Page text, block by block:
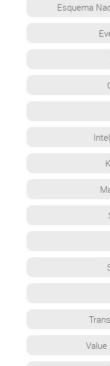
Esquema
Value